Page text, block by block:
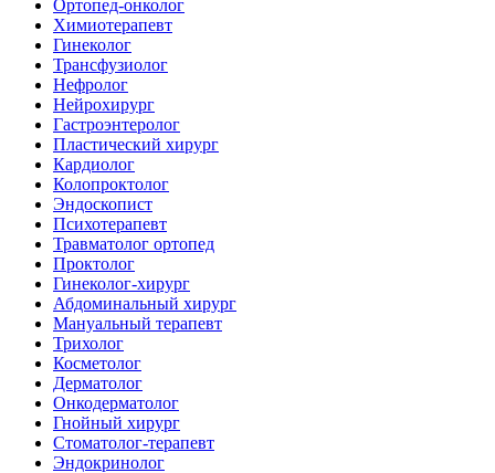
Ортопед-онколог
Химиотерапевт
Гинеколог
Трансфузиолог
Нефролог
Нейрохирург
Гастроэнтеролог
Пластический хирург
Кардиолог
Колопроктолог
Эндоскопист
Психотерапевт
Травматолог ортопед
Проктолог
Гинеколог-хирург
Абдоминальный хирург
Мануальный терапевт
Трихолог
Косметолог
Дерматолог
Онкодерматолог
Гнойный хирург
Стоматолог-терапевт
Эндокринолог